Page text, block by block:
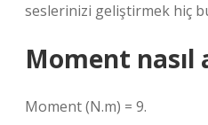
seslerinizi geliştirmek hiç
Moment nasıl
Moment (N.m) = 9.